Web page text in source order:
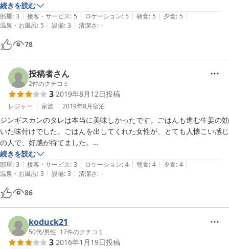
続きを読む
部屋: 3 | 接客・サービス: 5 | ロケーション: 5 | 朝食: 5 | 夕食: 5 |
温泉・お風呂: 5 | 設備: 3 | 清潔さ: -
78
投稿者さん
2件のクチコミ
3 2019年8月12日投稿
レジャー 家族 2019年8月宿泊
ジンギスカンのタレは本当に美味しかったです。ごはんも進む生姜の効
いた味付けでした。ごはんを出してくれた女性が、とても人懐こい感じ
の人で、好感が持てました。
部屋については、少しだけ残念だったのが、部屋に、冷蔵庫が置いてい
る板の間みたいなところがあり、そこが、隣の部屋と続いてて、箪笥の
ようなもので仕切られていたのですが、隣の様子はみえないようにはな
ってましたが、タバコが苦手なわたし達は、隣の部屋のタバコの匂いが
流れてきて、せっかくの朝の外の空気が不味くなり、あーあ。仕方ない
けど、嫌かも。と思いました。
設備は、古いと感じるところもありましたが、不潔とかではなかったで
す。
お風呂は、よく掃除をされてて、気持ちよく使えました。
続きを読む
部屋: 3 | 接客・サービス: 3 | ロケーション: 4 | 朝食: 4 | 夕食: 4 |
温泉・お風呂: 3 | 設備: 3 | 清潔さ: -
86
koduck21
50代/男性 | 17件のクチコミ
3 2016年1月19日投稿